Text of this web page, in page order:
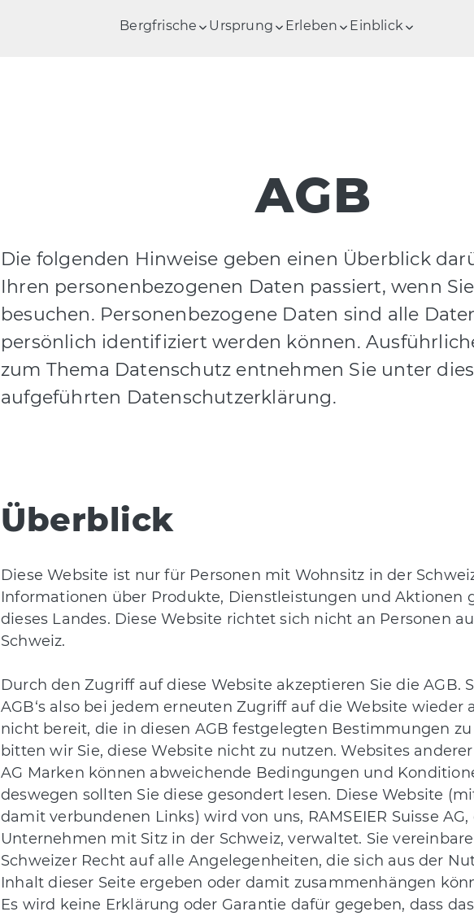
Bergfrische Ursprung Erleben Einblick
AGB
Die folgenden Hinweise geben einen Überblick
Ihren personenbezogenen Daten passiert, wenn
besuchen. Personenbezogene Daten sind alle
persönlich identifiziert werden können.
zum Thema Datenschutz entnehmen Sie unter
aufgeführten Datenschutzerklärung.
Überblick
Diese Website ist nur für Personen mit Wohnsitz in der
Informationen über Produkte, Dienstleistungen und Aktionen
dieses Landes. Diese Website richtet sich nicht an Personen
Schweiz.
Durch den Zugriff auf diese Website akzeptieren Sie die AGB.
AGB‘s also bei jedem erneuten Zugriff auf die Website wieder
nicht bereit, die in diesen AGB festgelegten Bestimmungen
bitten wir Sie, diese Website nicht zu nutzen. Websites anderer
AG Marken können abweichende Bedingungen und
deswegen sollten Sie diese gesondert lesen. Diese Website
damit verbundenen Links) wird von uns, RAMSEIER Suisse
Unternehmen mit Sitz in der Schweiz, verwaltet. Sie
Schweizer Recht auf alle Angelegenheiten, die sich aus der
Inhalt dieser Seite ergeben oder damit zusammenhängen
Es wird keine Erklärung oder Garantie dafür gegeben, dass